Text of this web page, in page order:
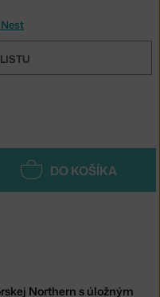
DO KOŠÍKA
Northern s úložným